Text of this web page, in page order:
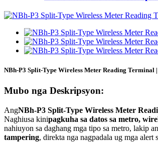
NBh-P3 Split-Type Wireless Meter Reading Terminal
Mubo nga Deskripsyon:
AngNBh-P3 Split-Type Wireless Meter
Naghiusa kinipagkuha sa datos sa metro,
nahiuyon sa daghang mga tipo sa metro, lakip
tampering, direkta nga nagpadala ug mga alert